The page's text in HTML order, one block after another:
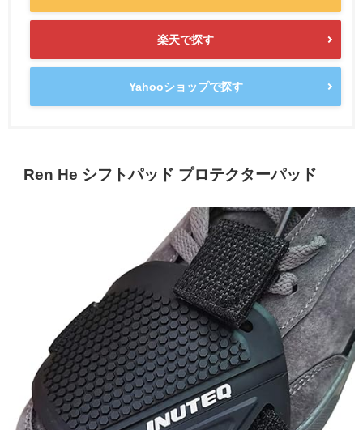
楽天で探す
Yahooショップで探す
Ren He シフトパッド プロテクターパッド